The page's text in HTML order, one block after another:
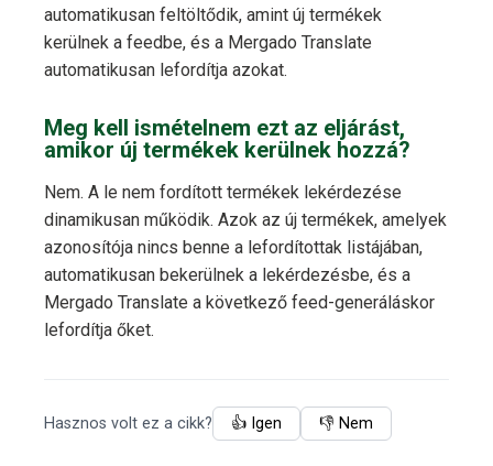
automatikusan feltöltődik, amint új termékek
kerülnek a feedbe, és a Mergado Translate
automatikusan lefordítja azokat.
Meg kell ismételnem ezt az eljárást,
amikor új termékek kerülnek hozzá?
Nem. A le nem fordított termékek lekérdezése
dinamikusan működik. Azok az új termékek, amelyek
azonosítója nincs benne a lefordítottak listájában,
automatikusan bekerülnek a lekérdezésbe, és a
Mergado Translate a következő feed-generáláskor
lefordítja őket.
Hasznos volt ez a cikk? 👍 Igen 👎 Nem